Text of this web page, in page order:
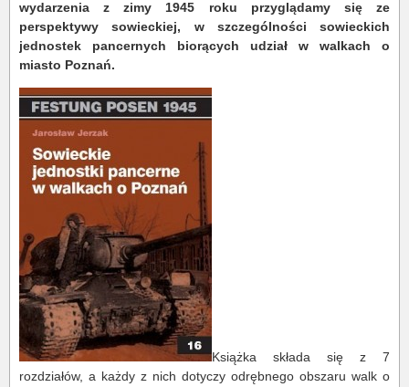
wydarzenia z zimy 1945 roku przyglądamy się ze
perspektywy sowieckiej, w szczególności sowieckich
jednostek pancernych biorących udział w walkach o
miasto Poznań.
Książka składa się z 7
rozdziałów, a każdy z nich dotyczy odrębnego obszaru walk o